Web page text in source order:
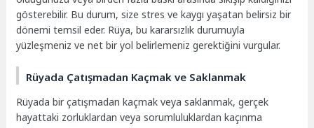
gösterebilir. Bu durum, size stres ve kaygı yaşatan belirsiz bir
dönemi temsil eder. Rüya, bu kararsızlık durumuyla
yüzleşmeniz ve net bir yol belirlemeniz gerektiğini vurgular.
Rüyada Çatışmadan Kaçmak ve Saklanmak
Rüyada bir çatışmadan kaçmak veya saklanmak, gerçek
hayattaki zorluklardan veya sorumluluklardan kaçınma